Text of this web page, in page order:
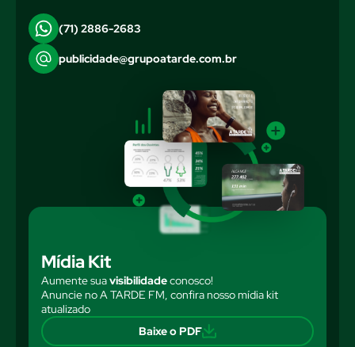
(71) 2886-2683
publicidade@grupoatarde.com.br
Mídia Kit
Aumente suavisibilidadeconosco!
Anuncie no A TARDE FM, confira nosso mídia kit
atualizado
Baixe o PDF